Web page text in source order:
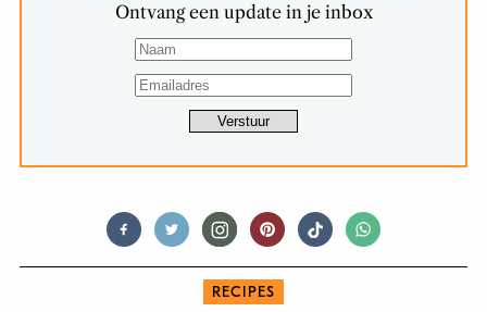
Ontvang een update in je inbox
RECIPES